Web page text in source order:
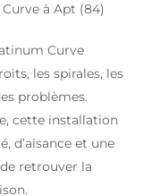
à Apt (84)
Curve
les spirales, les
problèmes.
cette installation
d’aisance et une
retrouver la